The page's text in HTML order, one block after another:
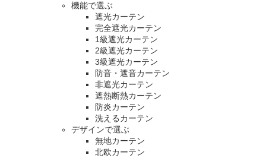
機能で選ぶ
遮光カーテン
完全遮光カーテン
1級遮光カーテン
2級遮光カーテン
3級遮光カーテン
防音・遮音カーテン
非遮光カーテン
遮熱断熱カーテン
防炎カーテン
洗えるカーテン
デザインで選ぶ
無地カーテン
北欧カーテン